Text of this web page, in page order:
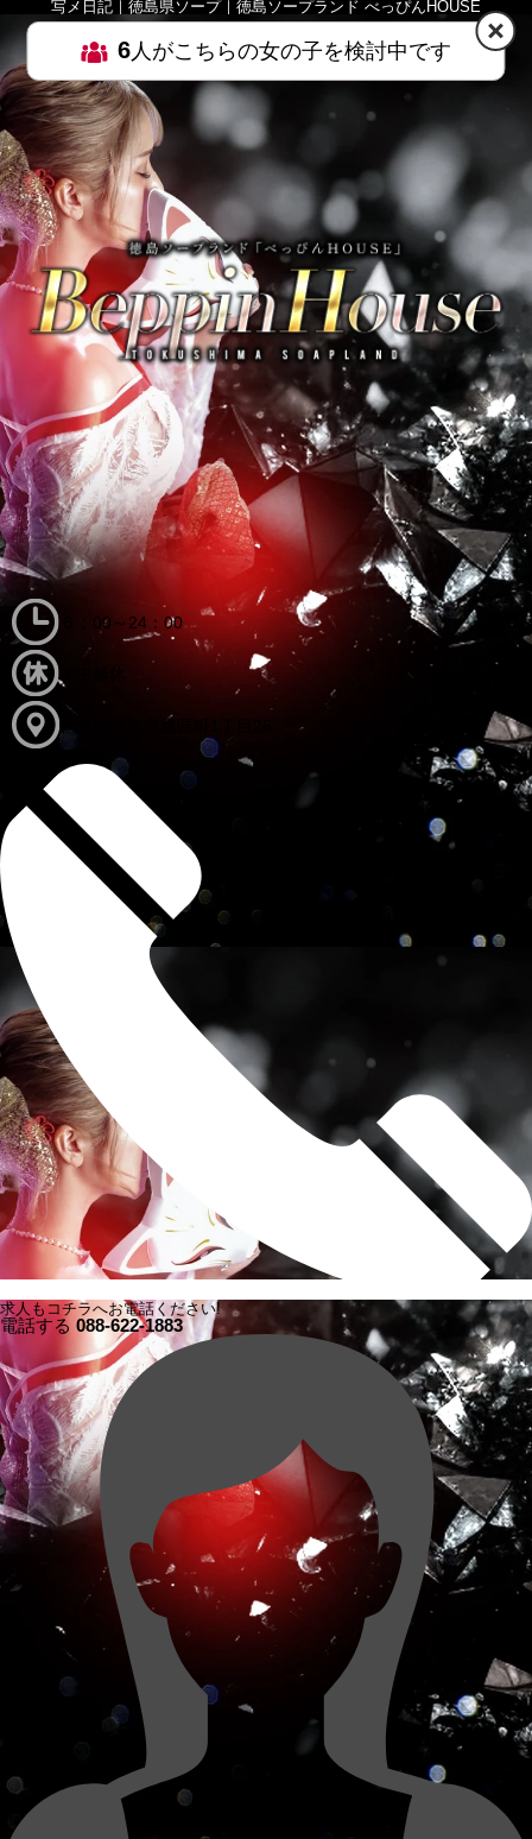
写メ日記｜徳島県ソープ｜徳島ソープランド べっぴんHOUSE
MENU
６：00～24：00
求人もコチラへお電話ください!
電話する 088-622-1883
6人がこちらの女の子を検討中です